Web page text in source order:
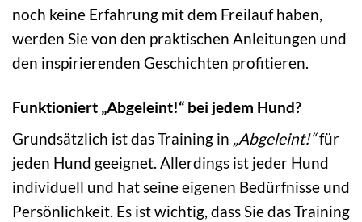
noch keine Erfahrung mit dem Freilauf haben,
werden Sie von den praktischen Anleitungen und
den inspirierenden Geschichten profitieren.
Funktioniert „Abgeleint!“ bei jedem Hund?
Grundsätzlich ist das Training in „Abgeleint!“für
jeden Hund geeignet. Allerdings ist jeder Hund
individuell und hat seine eigenen Bedürfnisse und
Persönlichkeit. Es ist wichtig, dass Sie das Training